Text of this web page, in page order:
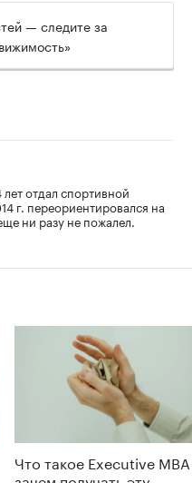
— следите за
отдал спортивной
г. переориентировался на
ни разу не пожалел.
Что такое Executive